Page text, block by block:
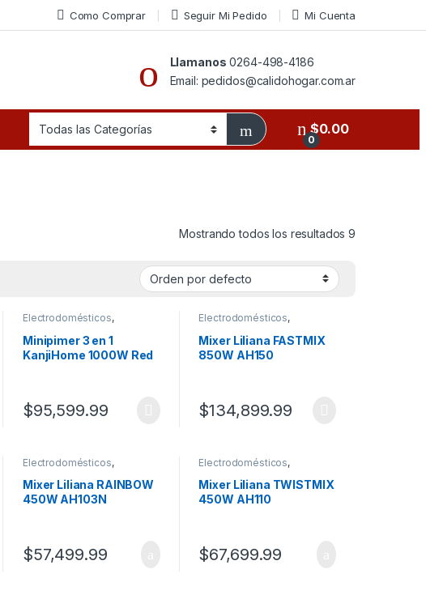
Como Comprar Seguir Mi Pedido Mi Cuenta
Llamanos 0264-498-4186
Email: pedidos@calidohogar.com.ar
0
$0.00
Mostrando todos los resultados 9
Electrodomésticos,
Minipimer 3 en 1
KanjiHome 1000W Red
$95,599.99
Electrodomésticos,
Mixer Liliana FASTMIX
850W AH150
$134,899.99
Electrodomésticos,
Mixer Liliana RAINBOW
450W AH103N
$57,499.99
Electrodomésticos,
Mixer Liliana TWISTMIX
450W AH110
$67,699.99